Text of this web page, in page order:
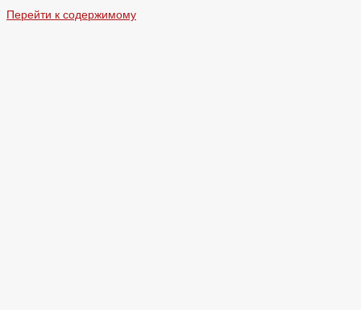
Перейти к содержимому